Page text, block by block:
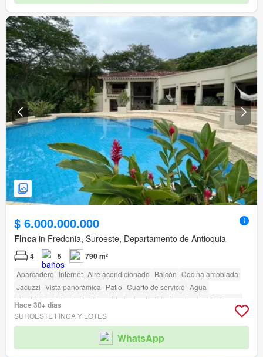
$ 6.000.000.000
Finca in Fredonia, Suroeste, Departamento de Antioquia
4 5 790 m²
Aparcadero Internet Aire acondicionado Balcón Cocina amoblada
Jacuzzi Vista panorámica Patio Cuarto de servicio Agua
Electricidad Depósito Seguridad privada Piscina Jardín Barbecue
Hace 30+ días
SUROESTE FINCA Y LOTES
WhatsApp